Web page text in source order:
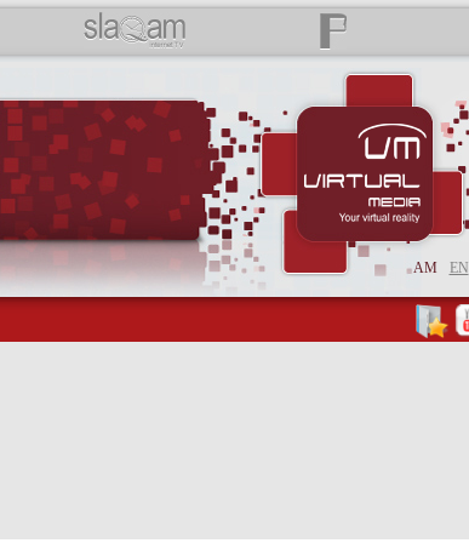
AM EN